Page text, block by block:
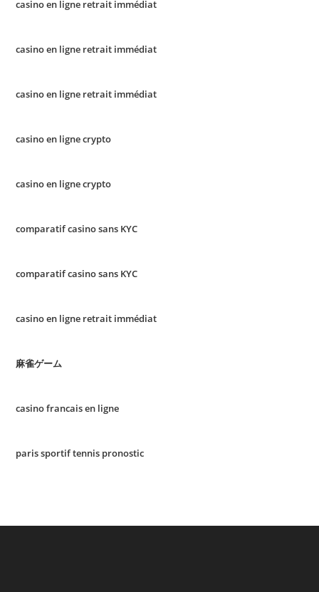
casino en ligne retrait immédiat
casino en ligne retrait immédiat
casino en ligne retrait immédiat
casino en ligne crypto
casino en ligne crypto
comparatif casino sans KYC
comparatif casino sans KYC
casino en ligne retrait immédiat
麻雀ゲーム
casino francais en ligne
paris sportif tennis pronostic